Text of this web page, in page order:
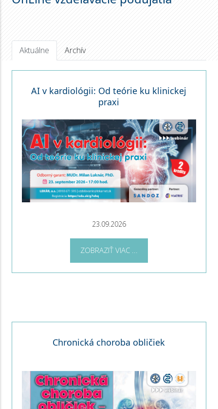
Aktuálne Archív
AI v kardiológii: Od teórie ku klinickej
praxi
23.09.2026
ZOBRAZIŤ VIAC ...
Chronická choroba obličiek